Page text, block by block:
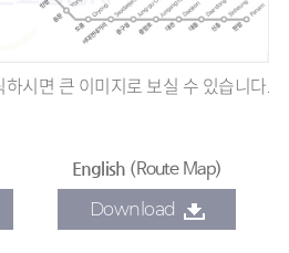
하시면 큰 이미지로 보실 수 있습니다.
English (Route Map)
Download